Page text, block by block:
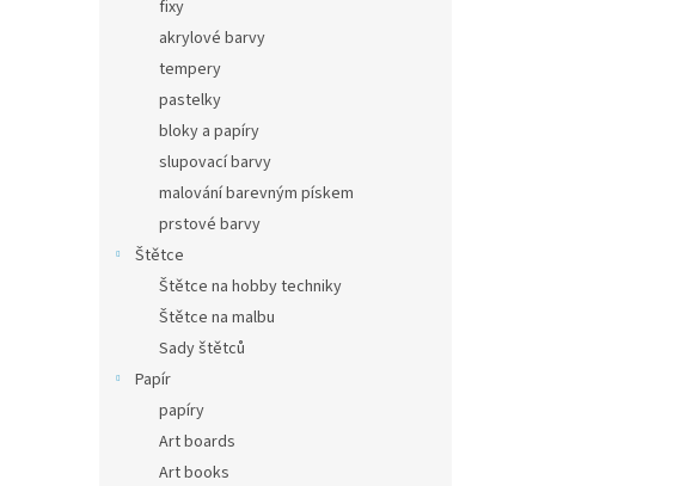
fixy
akrylové barvy
tempery
pastelky
bloky a papíry
slupovací barvy
malování barevným pískem
prstové barvy
Štětce
Štětce na hobby techniky
Štětce na malbu
Sady štětců
Papír
papíry
Art boards
Art books